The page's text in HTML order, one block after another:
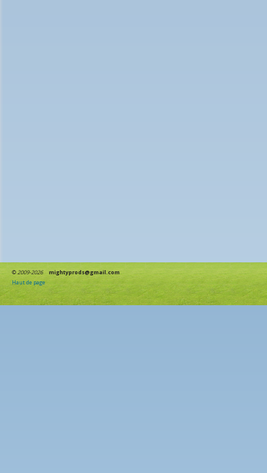
©2009-2026
mightyprods@gmail.com
Haut de page